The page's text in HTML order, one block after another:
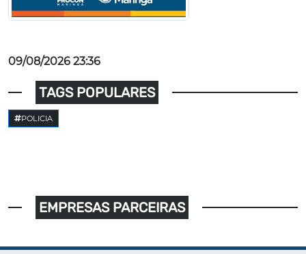
09/08/2026 23:36
TAGS POPULARES
POLICIA
EMPRESAS PARCEIRAS